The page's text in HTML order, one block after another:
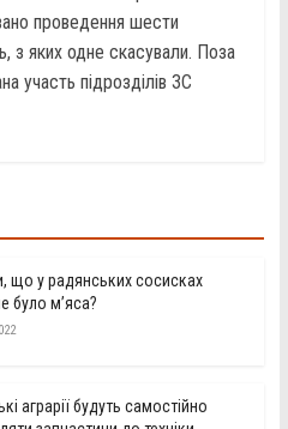
проведення шести
з яких одне скасували. Поза
участь підрозділів ЗС
що у радянських сосисках
було м’яса?
аграрії будуть самостійно